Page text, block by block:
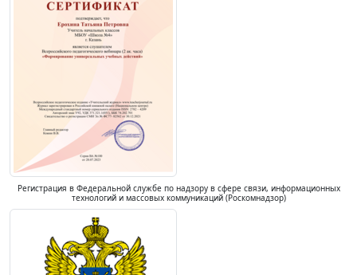
Регистрация в Федеральной службе по надзору в сфере связи, информационных
технологий и массовых коммуникаций (Роскомнадзор)